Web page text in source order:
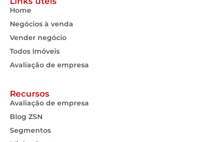
Home
Negócios à venda
Vender negócio
Todos Imóveis
Avaliação de empresa
Recursos
Avaliação de empresa
Blog ZSN
Segmentos